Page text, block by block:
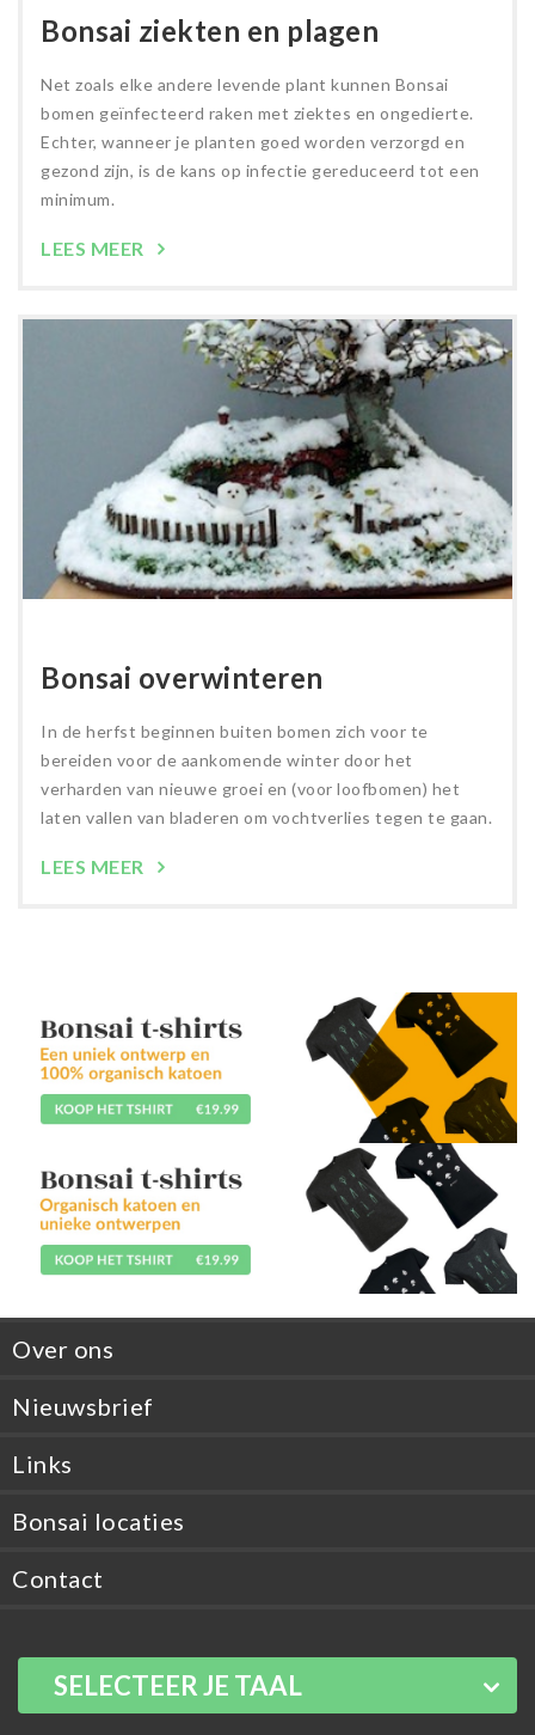
Bonsai ziekten en plagen
Net zoals elke andere levende plant kunnen Bonsai
bomen geïnfecteerd raken met ziektes en ongedierte.
Echter, wanneer je planten goed worden verzorgd en
gezond zijn, is de kans op infectie gereduceerd tot een
minimum.
LEES MEER
Bonsai overwinteren
In de herfst beginnen buiten bomen zich voor te
bereiden voor de aankomende winter door het
verharden van nieuwe groei en (voor loofbomen) het
laten vallen van bladeren om vochtverlies tegen te gaan.
LEES MEER
Over ons
Nieuwsbrief
Links
Bonsai locaties
Contact
SELECTEER JE TAAL